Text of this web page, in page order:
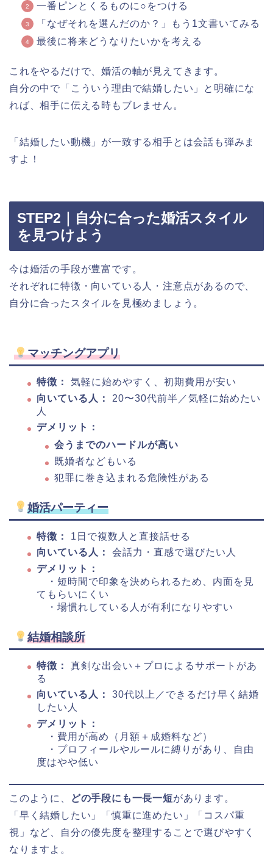
一番ピンとくるものに○をつける
「なぜそれを選んだのか？」もう1文書いてみる
最後に将来どうなりたいかを考える
これをやるだけで、婚活の軸が見えてきます。
自分の中で「こういう理由で結婚したい」と明確にな
れば、相手に伝える時もブレません。
「結婚したい動機」が一致する相手とは会話も弾みま
すよ！
STEP2｜自分に合った婚活スタイル
を見つけよう
今は婚活の手段が豊富です。
それぞれに特徴・向いている人・注意点があるので、
自分に合ったスタイルを見極めましょう。
マッチングアプリ
特徴：
気軽に始めやすく、初期費用が安い
向いている人：
20〜30代前半／気軽に始めたい
人
デメリット：
会うまでのハードルが高い
既婚者などもいる
犯罪に巻き込まれる危険性がある
婚活パーティー
特徴：
1日で複数人と直接話せる
向いている人：
会話力・直感で選びたい人
デメリット：
・短時間で印象を決められるため、内面を見
てもらいにくい
・場慣れしている人が有利になりやすい
結婚相談所
特徴：
真剣な出会い＋プロによるサポートがあ
る
向いている人：
30代以上／できるだけ早く結婚
したい人
デメリット：
・費用が高め（月額＋成婚料など）
・プロフィールやルールに縛りがあり、自由
度はやや低い
このように、 どの手段にも一長一短があります。
「早く結婚したい」「慎重に進めたい」「コスパ重
視」など、自分の優先度を整理することで選びやすく
なりますよ。